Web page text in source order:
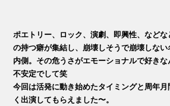
ポエトリー、ロック、演劇、即興性、など
の持つ癖が集結し、崩壊しそうで崩壊しな
内側。その危うさがエモーショナルで好き
不安定でして笑
今回は活発に動き始めたタイミングと周年
く出演してもらえました〜。